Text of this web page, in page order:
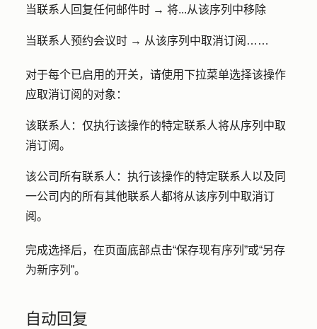
当联系人回复任何邮件时 → 将...从该序列中移除
当联系人预约会议时 → 从该序列中取消订阅……
对于每个已启用的开关，请使用下拉菜单选择该操作
应取消订阅的对象：
该联系人： 仅执行该操作的特定联系人将从序列中取
消订阅。
该公司所有联系人： 执行该操作的特定联系人以及同
一公司内的所有其他联系人都将从该序列中取消订
阅。
完成选择后，在页面底部点击“保存现有序列 ”或“另存
为新序列”。
自动回复